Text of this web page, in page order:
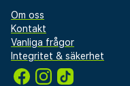
Om oss
Kontakt
Vanliga frågor
Integritet & säkerhet